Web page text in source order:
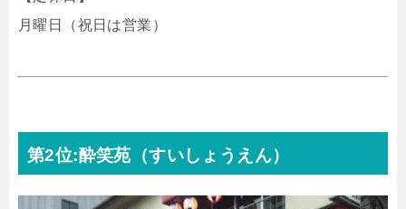
月曜日（祝日は営業）
第2位:酔笑苑（すいしょうえん）